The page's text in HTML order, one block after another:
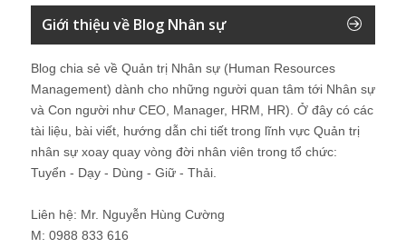
Giới thiệu về Blog Nhân sự
Blog chia sẻ về Quản trị Nhân sự (Human Resources
Management) dành cho những người quan tâm tới Nhân sự
và Con người như CEO, Manager, HRM, HR). Ở đây có các
tài liệu, bài viết, hướng dẫn chi tiết trong lĩnh vực Quản trị
nhân sự xoay quay vòng đời nhân viên trong tổ chức:
Tuyển - Dạy - Dùng - Giữ - Thải.
Liên hệ: Mr. Nguyễn Hùng Cường
M: 0988 833 616